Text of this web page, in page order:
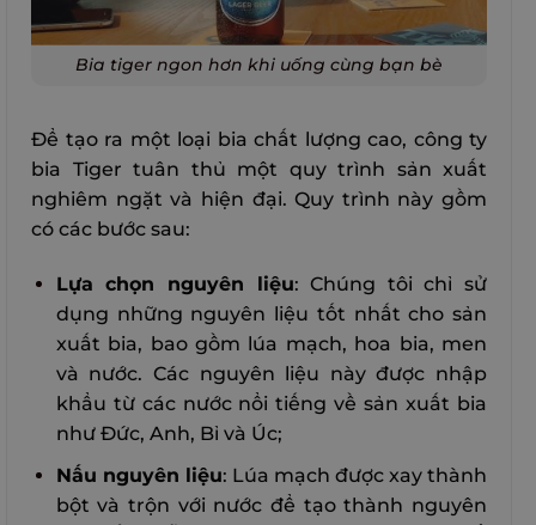
Bia tiger ngon hơn khi uống cùng bạn bè
Để tạo ra một loại bia chất lượng cao, công ty
bia Tiger tuân thủ một quy trình sản xuất
nghiêm ngặt và hiện đại. Quy trình này gồm
có các bước sau:
Lựa chọn nguyên liệu: Chúng tôi chỉ sử
dụng những nguyên liệu tốt nhất cho sản
xuất bia, bao gồm lúa mạch, hoa bia, men
và nước. Các nguyên liệu này được nhập
khẩu từ các nước nổi tiếng về sản xuất bia
như Đức, Anh, Bỉ và Úc;
Nấu nguyên liệu: Lúa mạch được xay thành
bột và trộn với nước để tạo thành nguyên